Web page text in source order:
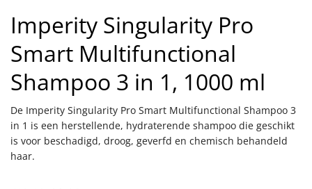
Imperity Singularity Pro
Smart Multifunctional
Shampoo 3 in 1, 1000 ml
De Imperity Singularity Pro Smart Multifunctional Shampoo 3
in 1 is een herstellende, hydraterende shampoo die geschikt
is voor beschadigd, droog, geverfd en chemisch behandeld
haar.